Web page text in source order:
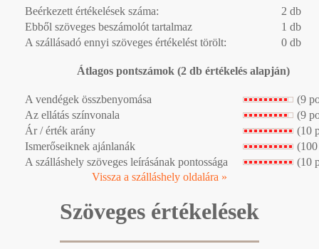
Beérkezett értékelések száma:
2 db
Ebből szöveges beszámolót tartalmaz
1 db
A szállásadó ennyi szöveges értékelést törölt:
0 db
Átlagos pontszámok (2 db értékelés alapján)
A vendégek összbenyomása
(9
Az ellátás színvonala
(9
Ár / érték arány
(10
Ismerőseiknek ajánlanák
A szálláshely szöveges leírásának pontossága
(10
Vissza a szálláshely oldalára »
Szöveges értékelések